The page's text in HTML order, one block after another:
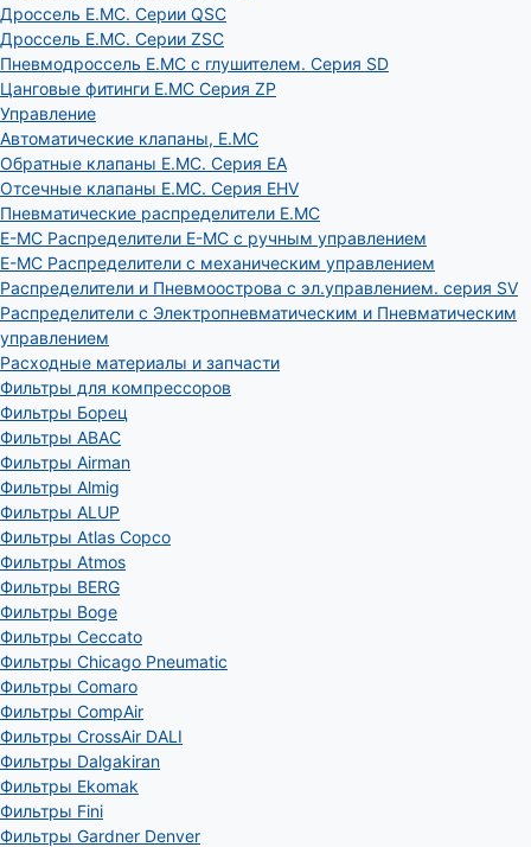
Дроссель E.MC. Серии QSC
Дроссель E.MC. Серии ZSC
Пневмодроссель E.MC с глушителем. Серия SD
Цанговые фитинги E.MC Серия ZP
Управление
Автоматические клапаны, Е.МС
Обратные клапаны E.MC. Серия EA
Отсечные клапаны E.MC. Серия EHV
Пневматические распределители E.MC
E-MC Распределители E-MC с ручным управлением
E-MC Распределители с механическим управлением
Распределители и Пневмоострова с эл.управлением. серия SV
Распределители с Электропневматическим и Пневматическим
управлением
Расходные материалы и запчасти
Фильтры для компрессоров
Фильтры Борец
Фильтры ABAC
Фильтры Airman
Фильтры Almig
Фильтры ALUP
Фильтры Atlas Copco
Фильтры Atmos
Фильтры BERG
Фильтры Boge
Фильтры Ceccato
Фильтры Chicago Pneumatic
Фильтры Comaro
Фильтры CompAir
Фильтры CrossAir DALI
Фильтры Dalgakiran
Фильтры Ekomak
Фильтры Fini
Фильтры Gardner Denver